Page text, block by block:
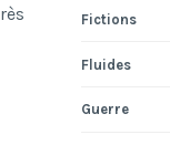
Fictions
Fluides
Guerre